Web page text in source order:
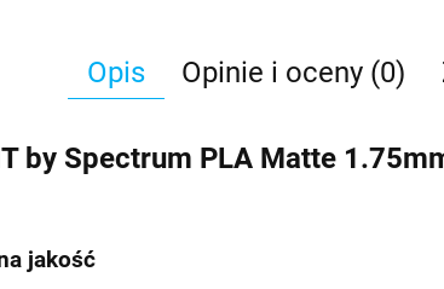
Opis Opinie i oceny (0)
by Spectrum PLA Matte
jakość